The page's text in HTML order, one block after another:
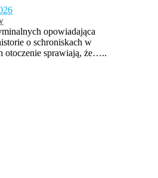
opowiadająca
o schroniskach w
otoczenie sprawiają, że…..